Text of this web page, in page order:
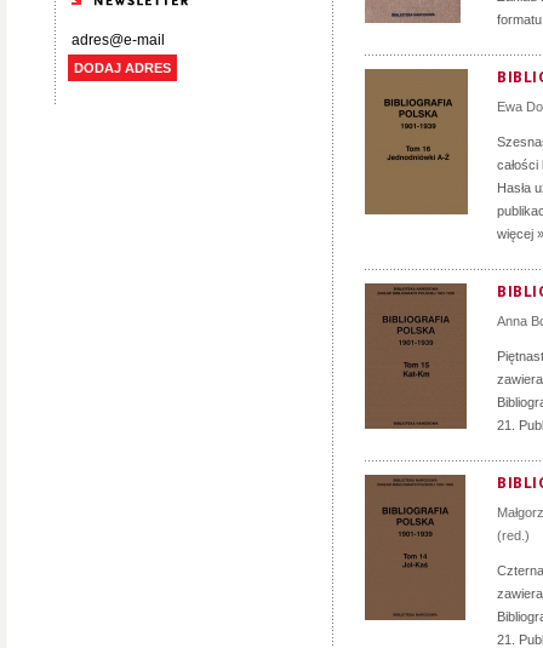
DODAJ ADRES
Ewa
Hasła
więcej »
Anna
21.
(red.)
21.